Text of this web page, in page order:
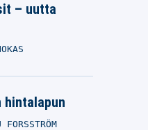
– uutta
hintalapun
FORSSTRÖM